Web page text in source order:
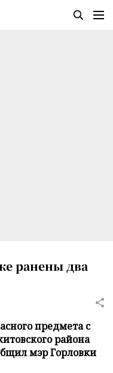
ранены два
предмета с
района
мэр Горловки